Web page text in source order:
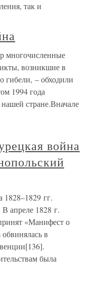
так и
многочисленные
возникшие в
гибели, – обходили
1994 года
стране.Вначале
война
1828–1829 гг.
апреле 1828 г.
«Манифест о
в
была